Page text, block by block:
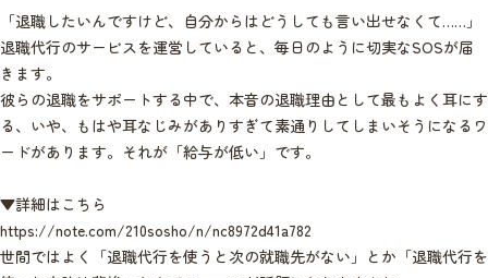
「退職したいんですけど、自分からはどうしても言い出せなくて……」
退職代行のサービスを運営していると、毎日のように切実なSOSが届
きます。
彼らの退職をサポートする中で、本音の退職理由として最もよく耳にす
る、いや、もはや耳なじみがありすぎて素通りしてしまいそうになるワ
ードがあります。それが「給与が低い」です。
▼詳細はこちら
https://note.com/210sosho/n/nc8972d41a782
世間ではよく「退職代行を使うと次の就職先がない」とか「退職代行を